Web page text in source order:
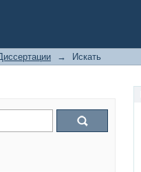
→ Искать